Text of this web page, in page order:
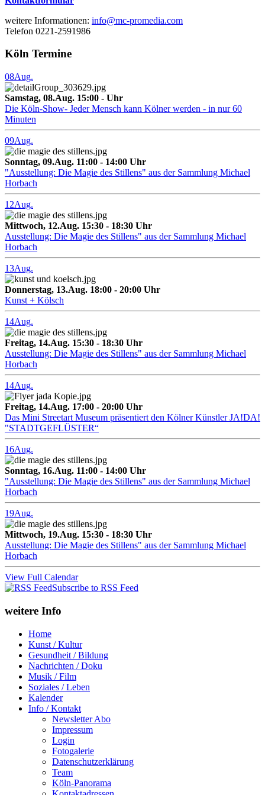
weitere Informationen: info@mc-promedia.com
Telefon 0221-2591986
Köln Termine
08Aug.
Samstag, 08.Aug. 15:00 - Uhr
Die Köln-Show- Jeder Mensch kann Kölner werden - in nur 60
Minuten
09Aug.
Sonntag, 09.Aug. 11:00 - 14:00 Uhr
"Ausstellung: Die Magie des Stillens" aus der Sammlung Michael
Horbach
12Aug.
Mittwoch, 12.Aug. 15:30 - 18:30 Uhr
Ausstellung: Die Magie des Stillens" aus der Sammlung Michael
Horbach
13Aug.
Donnerstag, 13.Aug. 18:00 - 20:00 Uhr
Kunst + Kölsch
14Aug.
Freitag, 14.Aug. 15:30 - 18:30 Uhr
Ausstellung: Die Magie des Stillens" aus der Sammlung Michael
Horbach
14Aug.
Freitag, 14.Aug. 17:00 - 20:00 Uhr
Das Mini Streetart Museum präsentiert den Kölner Künstler JA!DA!
"STADTGEFLÜSTER“
16Aug.
Sonntag, 16.Aug. 11:00 - 14:00 Uhr
"Ausstellung: Die Magie des Stillens" aus der Sammlung Michael
Horbach
19Aug.
Mittwoch, 19.Aug. 15:30 - 18:30 Uhr
Ausstellung: Die Magie des Stillens" aus der Sammlung Michael
Horbach
View Full Calendar
Subscribe to RSS Feed
weitere Info
Home
Kunst / Kultur
Gesundheit / Bildung
Nachrichten / Doku
Musik / Film
Soziales / Leben
Kalender
Info / Kontakt
Newsletter Abo
Impressum
Login
Fotogalerie
Datenschutzerklärung
Team
Köln-Panorama